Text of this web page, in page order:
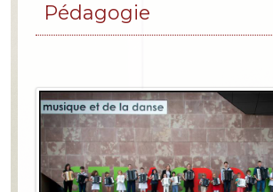
Pédagogie